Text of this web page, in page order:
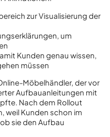
zur Visualisierung der
um
Kunden genau wissen,
müssen
Möbelhändler, der vor
Aufbauanleitungen mit
Nach dem Rollout
weil Kunden schon im
sie den Aufbau